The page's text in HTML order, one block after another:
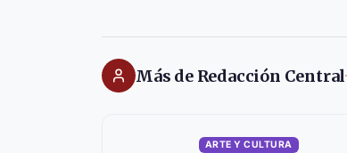
Más de Redacción Central
ARTE Y CULTURA